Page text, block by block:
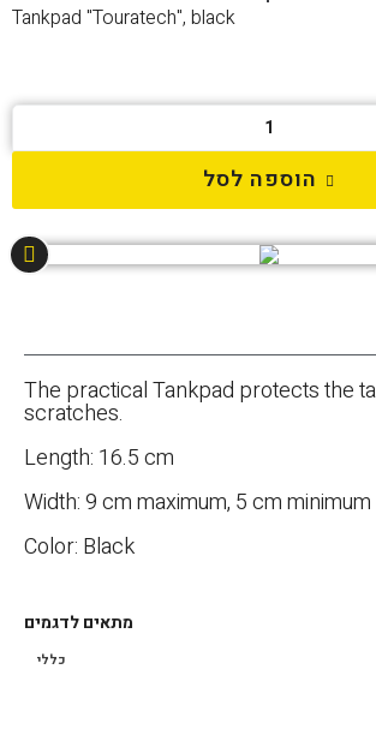
Tankpad "Touratech", black
הוספה לסל
The practical Tankpad protects the
scratches.
Length: 16.5 cm
Width: 9 cm maximum, 5 cm minimum
Color: Black
מתאים לדגמים
כללי